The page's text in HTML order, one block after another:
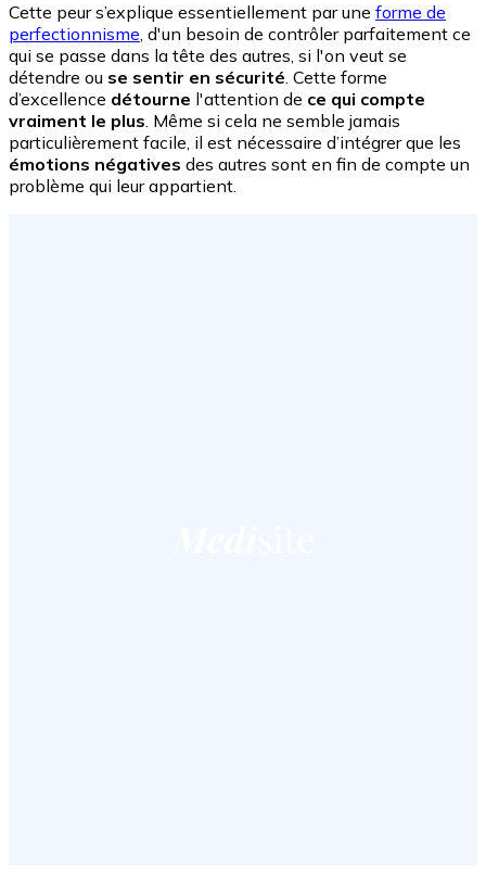
Cette peur s’explique essentiellement par une forme de
perfectionnisme, d'un besoin de contrôler parfaitement ce
qui se passe dans la tête des autres, si l'on veut se
détendre ou se sentir en sécurité. Cette forme
d’excellence détourne l'attention de ce qui compte
vraiment le plus. Même si cela ne semble jamais
particulièrement facile, il est nécessaire d’intégrer que les
émotions négatives des autres sont en fin de compte un
problème qui leur appartient.